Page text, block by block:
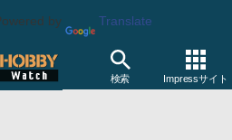
by Translate
検索 Impressサイト